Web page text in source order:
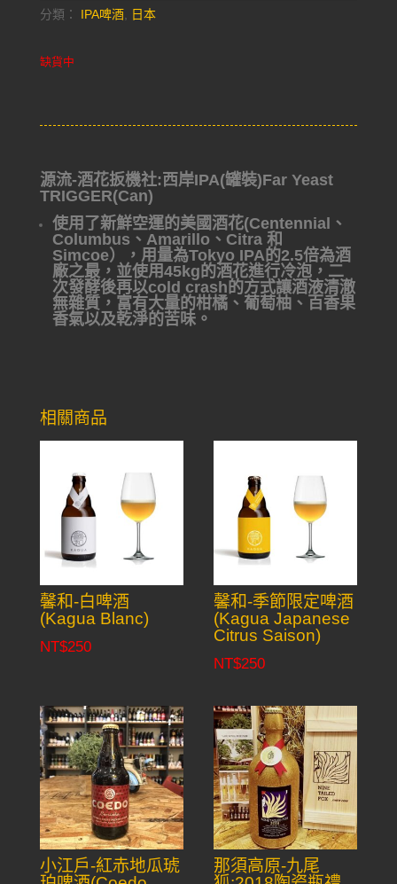
分類： IPA啤酒, 日本
缺貨中
源流-酒花扳機社:西岸IPA(罐裝)Far Yeast
TRIGGER(Can)
使用了新鮮空運的美國酒花(Centennial、
Columbus、Amarillo、Citra 和
Simcoe），用量為Tokyo IPA的2.5倍為酒
廠之最，並使用45kg的酒花進行冷泡，二
次發酵後再以cold crash的方式讓酒液清澈
無雜質，富有大量的柑橘、葡萄柚、百香果
香氣以及乾淨的苦味。
相關商品
馨和-白啤酒
(Kagua Blanc)
NT$250
馨和-季節限定啤酒
(Kagua Japanese
Citrus Saison)
NT$250
小江戶-紅赤地瓜琥
那須高原-九尾